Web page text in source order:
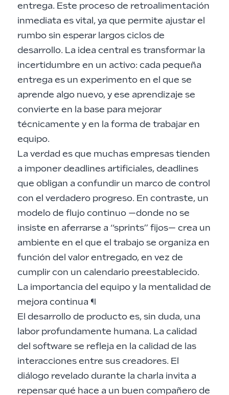
entrega. Este proceso de retroalimentación
inmediata es vital, ya que permite ajustar el
rumbo sin esperar largos ciclos de
desarrollo. La idea central es transformar la
incertidumbre en un activo: cada pequeña
entrega es un experimento en el que se
aprende algo nuevo, y ese aprendizaje se
convierte en la base para mejorar
técnicamente y en la forma de trabajar en
equipo.
La verdad es que muchas empresas tienden
a imponer deadlines artificiales, deadlines
que obligan a confundir un marco de control
con el verdadero progreso. En contraste, un
modelo de flujo continuo —donde no se
insiste en aferrarse a “sprints” fijos— crea un
ambiente en el que el trabajo se organiza en
función del valor entregado, en vez de
cumplir con un calendario preestablecido.
La importancia del equipo y la mentalidad de
mejora continua ¶
El desarrollo de producto es, sin duda, una
labor profundamente humana. La calidad
del software se refleja en la calidad de las
interacciones entre sus creadores. El
diálogo revelado durante la charla invita a
repensar qué hace a un buen compañero de